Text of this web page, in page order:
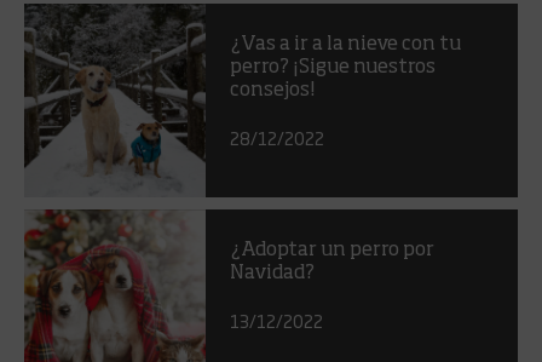
¿Vas a ir a la nieve con tu
perro? ¡Sigue nuestros
consejos!
28/12/2022
¿Adoptar un perro por
Navidad?
13/12/2022